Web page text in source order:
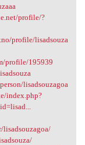
profile/?
profile/lisadsouza
profile/195939
lisadsouzagoa
index.php?
lisadsouzagoa/